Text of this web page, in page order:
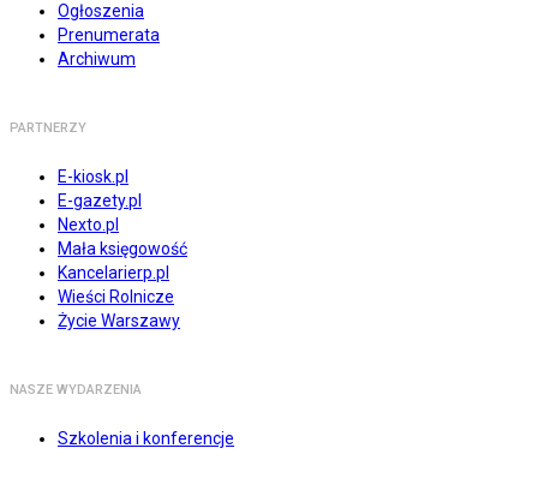
Ogłoszenia
Prenumerata
Archiwum
PARTNERZY
E-kiosk.pl
E-gazety.pl
Nexto.pl
Mała księgowość
Kancelarierp.pl
Wieści Rolnicze
Życie Warszawy
NASZE WYDARZENIA
Szkolenia i konferencje